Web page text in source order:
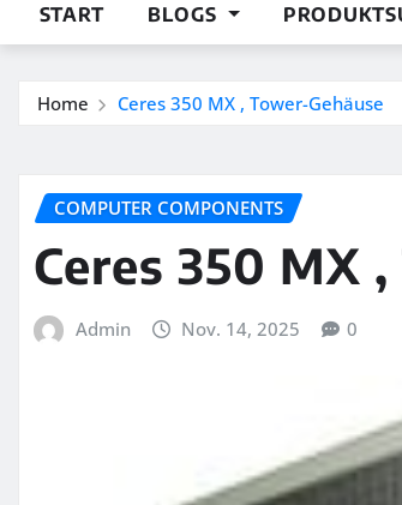
START BLOGS
Home Ceres 350 MX , Tower-Gehäuse
COMPUTER COMPONENTS
Ceres 350 MX
Admin Nov. 14, 2025 0